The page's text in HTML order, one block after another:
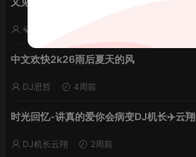
💎DJ老王💎
中文欢快2k26雨后夏天的风
DJ思哲 4周前
时光回忆-讲真的爱你会病变DJ机长✈️云翔
DJ机长云翔 2周前